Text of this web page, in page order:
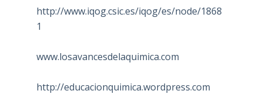
http://www.iqog.csic.es/iqog/es/node/1868
1
www.losavancesdelaquimica.com
http://educacionquimica.wordpress.com